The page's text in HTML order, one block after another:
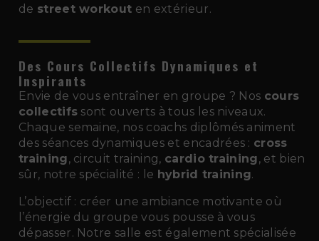
de street workout en extérieur.
Des Cours Collectifs Dynamiques et
Inspirants
Envie de vous entraîner en groupe ? Nos cours
collectifs sont ouverts à tous les niveaux.
Chaque semaine, nos coachs diplômés animent
des séances dynamiques et encadrées : cross
training, circuit training, cardio training, et bien
sûr, notre spécialité : le hybrid training.
L’objectif : créer une ambiance motivante où
l’énergie du groupe vous pousse à vous
dépasser. Notre salle est également spécialisée